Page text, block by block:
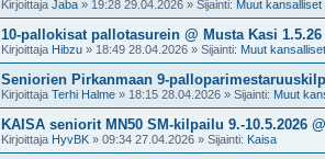
Kirjoittaja Jaba » 19:28 29.04.2026 » Sijainti: Muut kansalliset
10-pallokisat pallotasurein @ Musta Kasi 1.5.26
Kirjoittaja Hibzu » 18:49 28.04.2026 » Sijainti: Muut
Seniorien Pirkanmaan 9-
Kirjoittaja Terhi Halme » 18:15 28.04.2026 » Sijainti: Muut
KAISA seniorit MN50 SM-kilpailu 9.-10.5.2026
Kirjoittaja HyvBK » 09:34 27.04.2026 » Sijainti: Kaisa